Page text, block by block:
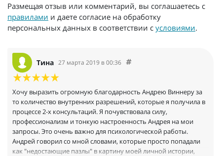
Размещая отзыв или комментарий, вы соглашаетесь с
правилами и даете согласие на обработку
персональных данных в соответствии с условиями.
Тина 27 марта 2019 в 00:36
Хочу выразить огромную благодарность Андрею Виннеру за
то количество внутренних разрешений, которые я получила в
процессе 2-х консультаций. Я почувствовала силу,
профессионализм и тонкую настроенность Андрея на мои
запросы. Это очень важно для психологической работы.
Андрей говорил со мной словами, которые просто попадали
как "недостающие пазлы" в картину моей личной истории,